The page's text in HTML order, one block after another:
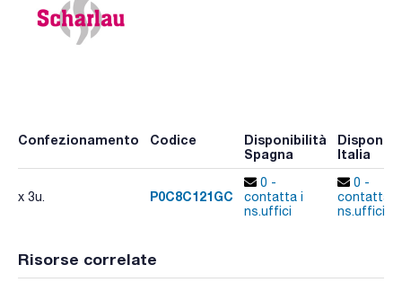
Confezionamento Codice
Disponibilità
Spagna
Italia
x 3u. P0C8C121GC
0 -
contatta i
ns.uffici
0 -
contatta i
ns.uffici
Risorse correlate